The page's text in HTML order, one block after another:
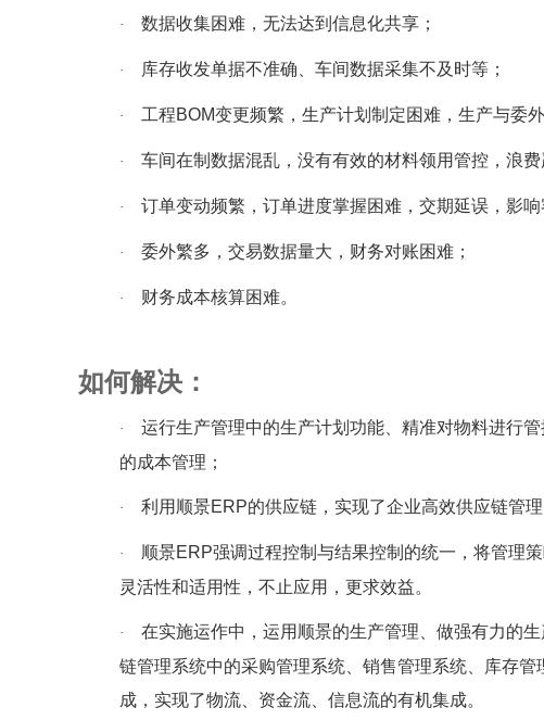
· 数据收集困难，无法达到信息化共享；
· 库存收发单据不准确、车间数据采集不及时等；
· 工程BOM变更频繁，生产计划制定困难，生产与委外
· 车间在制数据混乱，没有有效的材料领用管控，浪费
· 订单变动频繁，订单进度掌握困难，交期延误，影响
· 委外繁多，交易数据量大，财务对账困难；
· 财务成本核算困难。
如何解决：
·
运行生产管理中的生产计划功能、精准对物料进行
的成本管理；
· 利用顺景ERP的供应链，实现了企业高效供应链管
·
顺景ERP强调过程控制与结果控制的统一，将管理
灵活性和适用性，不止应用，更求效益。
·
在实施运作中，运用顺景的生产管理、做强有力的
链管理系统中的采购管理系统、销售管理系统、库存
成，实现了物流、资金流、信息流的有机集成。